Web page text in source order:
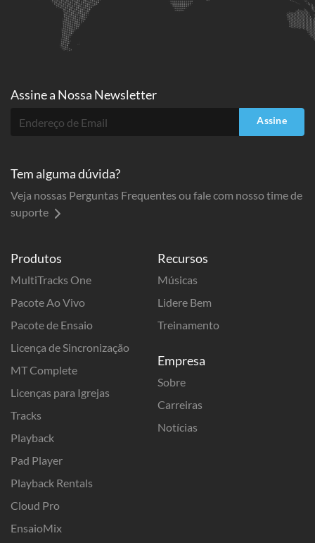
Produtos
MultiTracks One
Pacote Ao Vivo
Pacote de Ensaio
Licença de Sincronização
MT Complete
Licenças para Igrejas
Tracks
Playback
Pad Player
Playback Rentals
Cloud Pro
EnsaioMix
Recursos
Músicas
Lidere Bem
Treinamento
Empresa
Sobre
Carreiras
Notícias
Assine a Nossa Newsletter
Assine
Tem alguma dúvida?
Veja nossas Perguntas Frequentes ou fale com nosso time de
suporte